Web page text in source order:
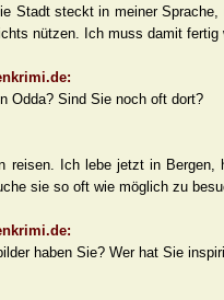
Stadt steckt in meiner
nützen. Ich muss damit
Odda? Sind Sie noch oft dort?
reisen. Ich lebe jetzt in
sie so oft wie möglich zu
haben Sie? Wer hat Sie